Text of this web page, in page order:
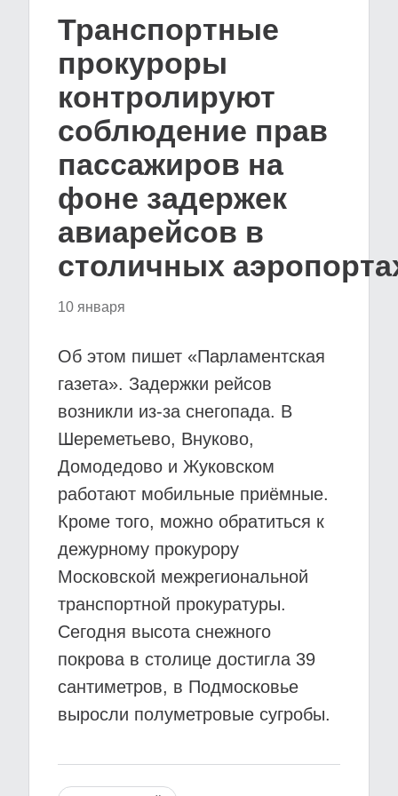
Транспортные
прокуроры
контролируют
соблюдение прав
пассажиров на
фоне задержек
авиарейсов в
столичных
10 января
Об этом пишет «Парламентская
газета». Задержки рейсов
возникли из-за снегопада. В
Шереметьево, Внуково,
Домодедово и Жуковском
работают мобильные приёмные.
Кроме того, можно обратиться к
дежурному прокурору
Московской межрегиональной
транспортной прокуратуры.
Сегодня высота снежного
покрова в столице достигла 39
сантиметров, в Подмосковье
выросли полуметровые сугробы.